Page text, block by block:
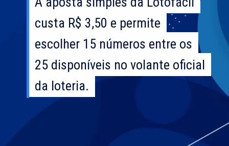
custa R$ 3,50 e permite
escolher 15 números entre os
25 disponíveis no volante oficial
da loteria.
custa R$ 3,50 e permite
escolher 15 números entre os
25 disponíveis no volante oficial
da loteria.